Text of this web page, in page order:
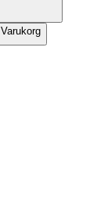
Varukorg